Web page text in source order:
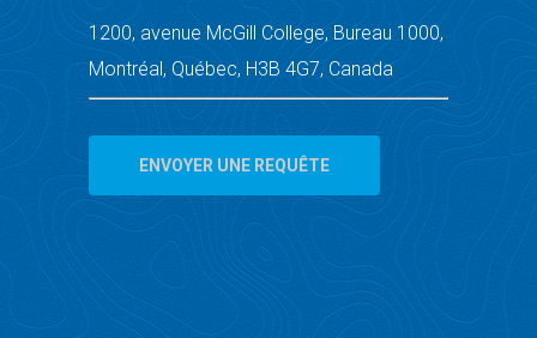
1200, avenue McGill College, Bureau 1000,
Montréal, Québec, H3B 4G7, Canada
ENVOYER UNE REQUÊTE